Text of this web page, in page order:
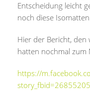
Entscheidung leicht
noch diese
Hier der Bericht, den
hatten nochmal zum
https://